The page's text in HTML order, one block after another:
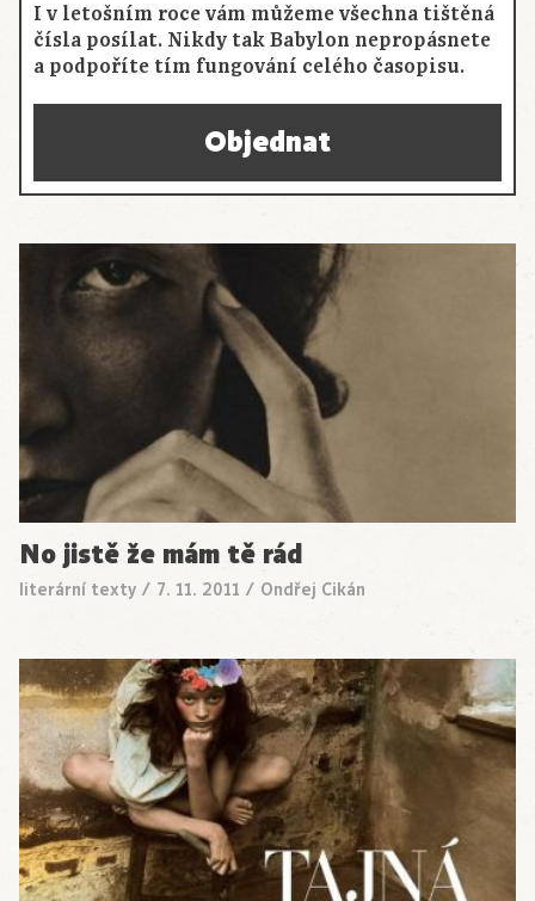
I v letošním roce vám můžeme všechna tištěná
čísla posílat. Nikdy tak Babylon nepropásnete
a podpoříte tím fungování celého časopisu.
Objednat
No jistě že mám tě rád
literární texty / 7. 11. 2011 / Ondřej Cikán